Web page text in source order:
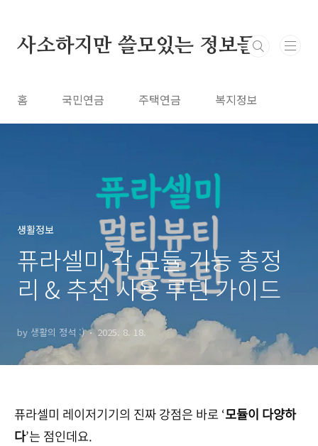
사소하지만 쓸모있는 정보들
홈 국민연금 주택연금 복지정보
생활정보
퓨라셀미 각 모듈 기능 총정
리 & 추천 사용 루틴 가이드
by 생활의 정석 :) 2025. 8. 18.
퓨라셀미 레이저기기의 진짜 강점은 바로 ‘모듈이 다양하
다’는 점인데요.